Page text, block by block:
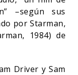
–según sus
por Starman,
1984) de
Driver y Sam